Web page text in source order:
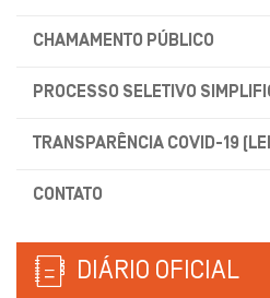
CHAMAMENTO PÚBLICO
PROCESSO SELETIVO
TRANSPARÊNCIA COVID-19
CONTATO
DIÁRIO OFICIAL